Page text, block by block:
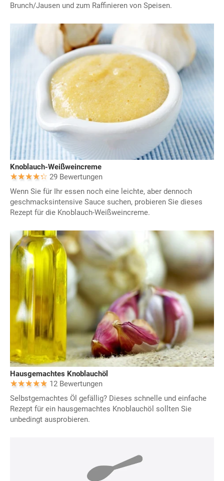
Brunch/Jausen und zum Raffinieren von Speisen.
Knoblauch-Weißweincreme
29 Bewertungen
Wenn Sie für Ihr essen noch eine leichte, aber dennoch
geschmacksintensive Sauce suchen, probieren Sie dieses
Rezept für die Knoblauch-Weißweincreme.
Hausgemachtes Knoblauchöl
12 Bewertungen
Selbstgemachtes Öl gefällig? Dieses schnelle und einfache
Rezept für ein hausgemachtes Knoblauchöl sollten Sie
unbedingt ausprobieren.